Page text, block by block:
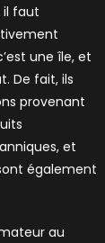
il faut
une île, et
De fait, ils
provenant
et
également
au